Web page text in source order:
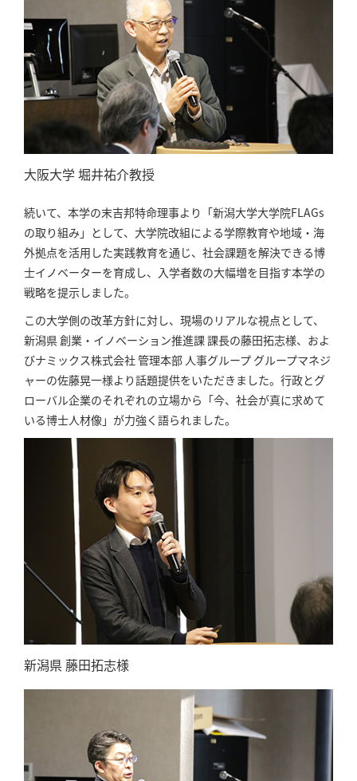
大阪大学 堀井祐介教授
続いて、本学の末吉邦特命理事より「新潟大学大学院FLAGs
の取り組み」として、大学院改組による学際教育や地域・海
外拠点を活用した実践教育を通じ、社会課題を解決できる博
士イノベーターを育成し、入学者数の大幅増を目指す本学の
戦略を提示しました。
この大学側の改革方針に対し、現場のリアルな視点として、
新潟県 創業・イノベーション推進課 課長の藤田拓志様、およ
びナミックス株式会社 管理本部 人事グループ グループマネジ
ャーの佐藤晃一様より話題提供をいただきました。行政とグ
ローバル企業のそれぞれの立場から「今、社会が真に求めて
いる博士人材像」が力強く語られました。
新潟県 藤田拓志様